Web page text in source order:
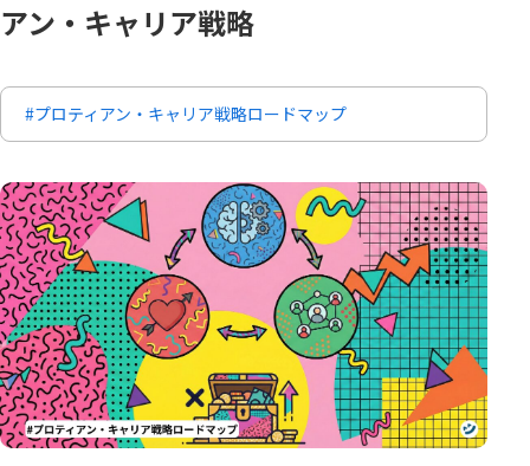
アン・キャリア戦略
#プロティアン・キャリア戦略ロードマップ